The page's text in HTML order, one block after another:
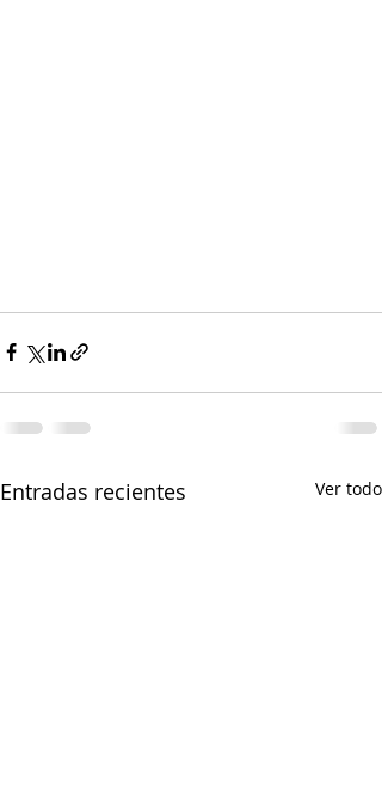
Entradas recientes Ver todo